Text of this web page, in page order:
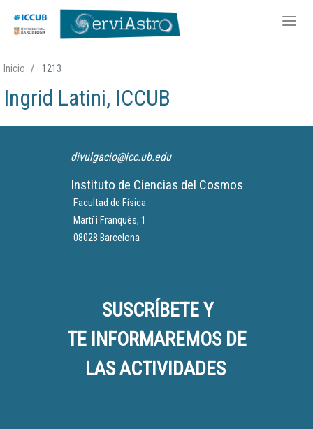
contenido
Inicio 1213
Ingrid Latini, ICCUB
divulgacio@icc.ub.edu
Instituto de Ciencias del Cosmos
Facultad de Física
Martí i Franquès, 1
08028 Barcelona
SUSCRÍBETE Y
TE INFORMAREMOS DE
LAS ACTIVIDADES